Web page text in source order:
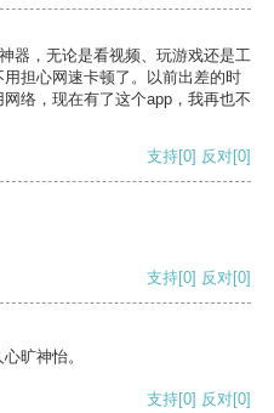
器，无论是看视频、玩游戏还是工
担心网速卡顿了。以前出差的时
络，现在有了这个app，我再也不
支持[0] 反对[0]
支持[0] 反对[0]
旷神怡。
支持[0] 反对[0]